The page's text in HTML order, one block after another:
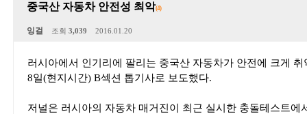
중국산 자동차 안전성 최악(4)
잉걸 조회 3,039 2016.01.20
러시아에서 인기리에 팔리는 중국산 자동차가 안전에 크게
8일(현지시간) B섹션 톱기사로 보도했다.
저널은 러시아의 자동차 매거진이 최근 실시한 충돌테스트에